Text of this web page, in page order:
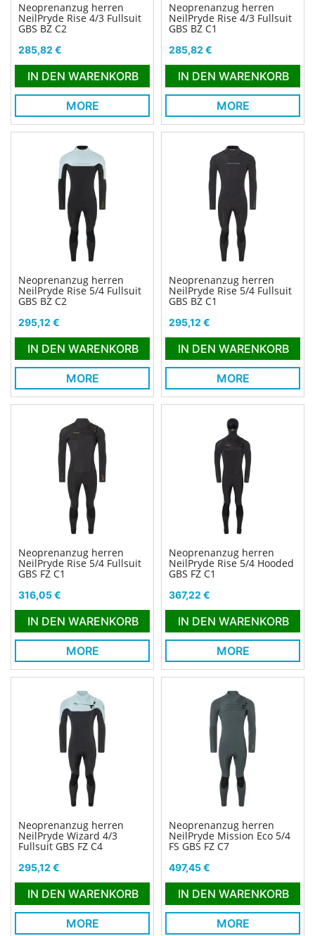
Neoprenanzug herren
NeilPryde Rise 4/3 Fullsuit
GBS BZ C2
Preis
285,82 €
IN DEN WARENKORB
MORE
Neoprenanzug herren
NeilPryde Rise 4/3 Fullsuit
GBS BZ C1
Preis
285,82 €
IN DEN WARENKORB
MORE
Neoprenanzug herren
NeilPryde Rise 5/4 Fullsuit
GBS BZ C2
Preis
295,12 €
IN DEN WARENKORB
MORE
Neoprenanzug herren
NeilPryde Rise 5/4 Fullsuit
GBS BZ C1
Preis
295,12 €
IN DEN WARENKORB
MORE
Neoprenanzug herren
NeilPryde Rise 5/4 Fullsuit
GBS FZ C1
Preis
316,05 €
IN DEN WARENKORB
MORE
Neoprenanzug herren
NeilPryde Rise 5/4 Hooded
GBS FZ C1
Preis
367,22 €
IN DEN WARENKORB
MORE
Neoprenanzug herren
NeilPryde Wizard 4/3
Fullsuit GBS FZ C4
Preis
295,12 €
IN DEN WARENKORB
MORE
Neoprenanzug herren
NeilPryde Mission Eco 5/4
FS GBS FZ C7
Preis
497,45 €
IN DEN WARENKORB
MORE